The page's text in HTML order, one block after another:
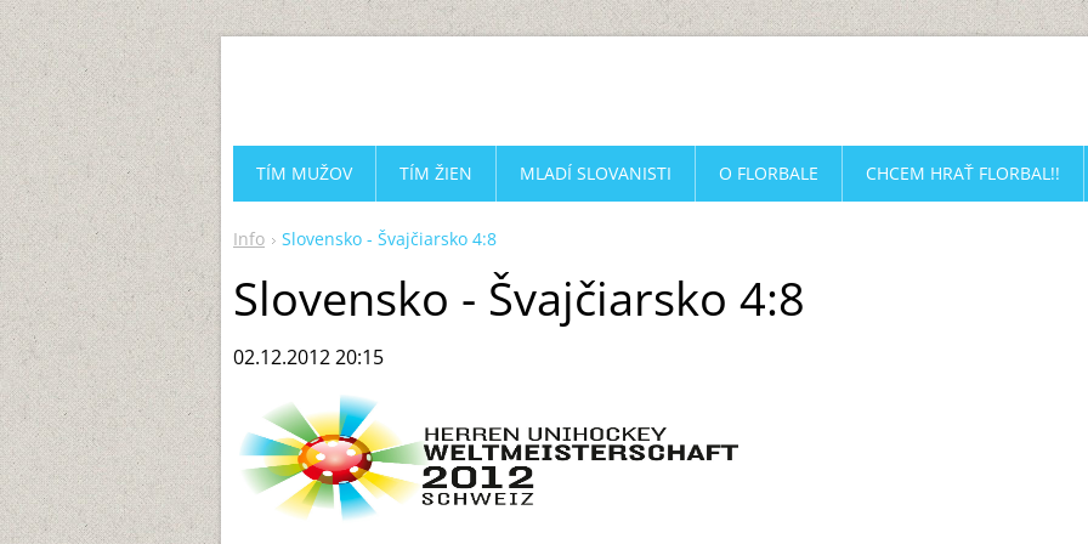
Info Slovensko - Švajčiarsko 4:8
Slovensko - Švajčiarsko 4:8
02.12.2012 20:15
TÍM MUŽOV TÍM ŽIEN MLADÍ SLOVANISTI O FLORBALE CHCEM HRAŤ FLORBAL!!